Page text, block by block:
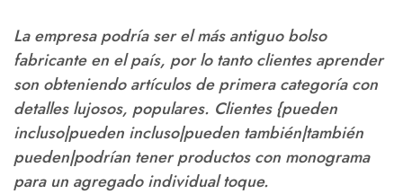
La empresa podría ser el más antiguo bolso
fabricante en el país, por lo tanto clientes aprender
son obteniendo artículos de primera categoría con
detalles lujosos, populares. Clientes {pueden
incluso|pueden incluso|pueden también|también
pueden|podrían tener productos con monograma
para un agregado individual toque.